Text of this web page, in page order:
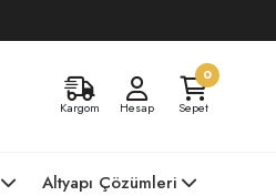
Kargom Hesap
0
Sepet
Altyapı Çözümleri